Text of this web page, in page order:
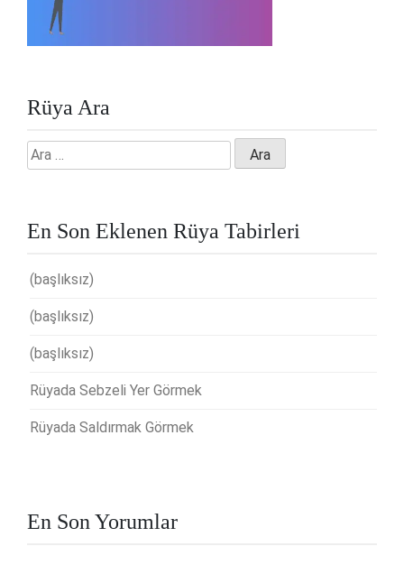
Rüya Ara
Arama:
En Son Eklenen Rüya Tabirleri
(başlıksız)
(başlıksız)
(başlıksız)
Rüyada Sebzeli Yer Görmek
Rüyada Saldırmak Görmek
En Son Yorumlar